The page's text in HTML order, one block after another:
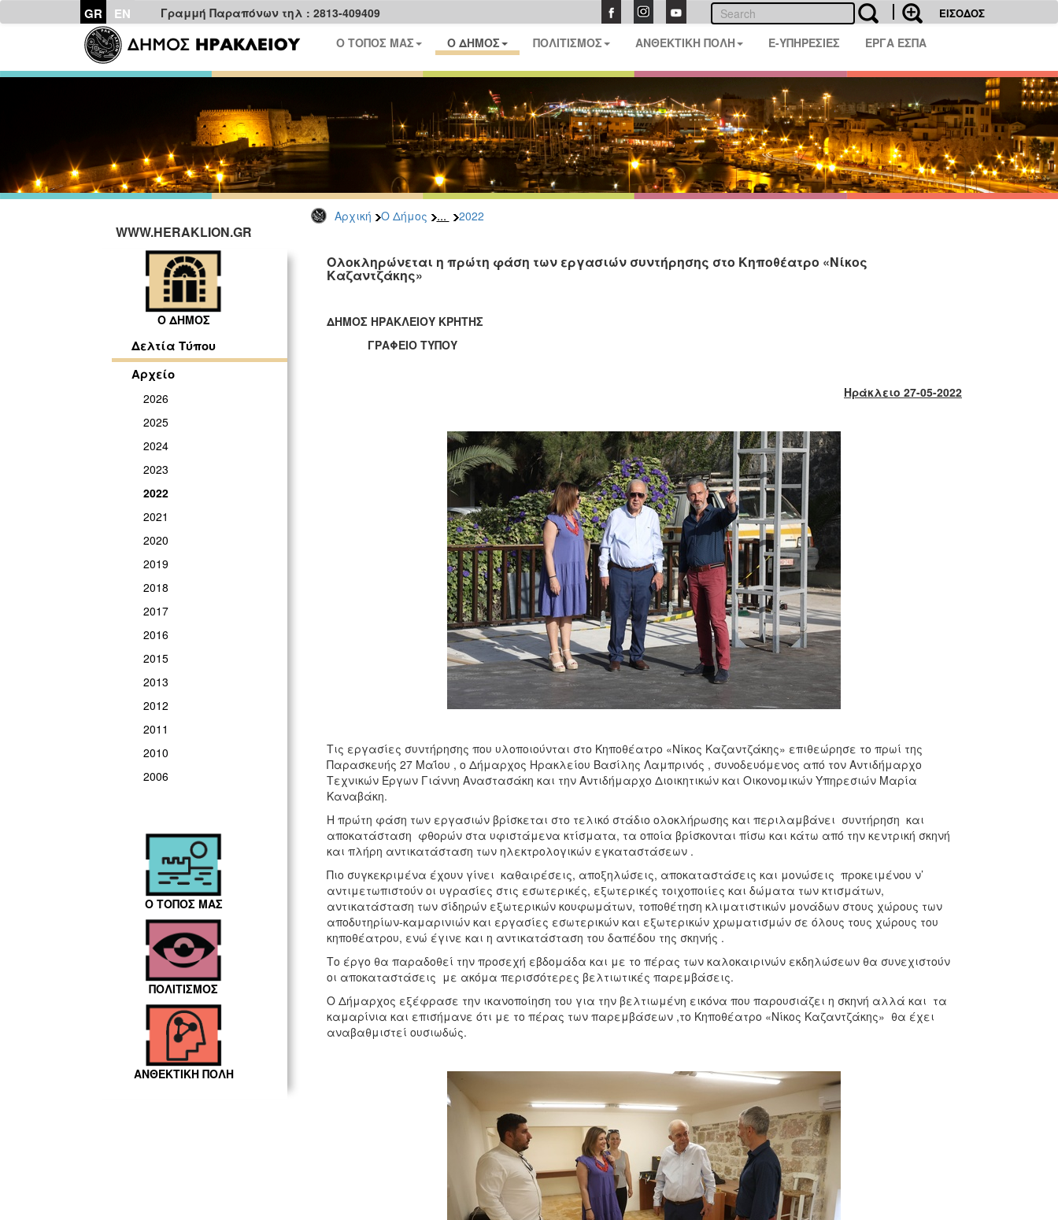
GR EN Γραμμή Παραπόνων τηλ : 2813-409409 ΕΙΣΟΔΟΣ
Ο ΤΟΠΟΣ ΜΑΣ Ο ΔΗΜΟΣ ΠΟΛΙΤΙΣΜΟΣ ΑΝΘΕΚΤΙΚΗ ΠΟΛΗ E-ΥΠΗΡΕΣΙΕΣ ΕΡΓΑ ΕΣΠΑ
Αρχική Ο Δήμος ... 2022
WWW.HERAKLION.GR
Ο ΔΗΜΟΣ
Δελτία Τύπου
Αρχείο
2026
2025
2024
2023
2022
2021
2020
2019
2018
2017
2016
2015
2013
2012
2011
2010
2006
Ο ΤΟΠΟΣ ΜΑΣ
ΠΟΛΙΤΙΣΜΟΣ
ΑΝΘΕΚΤΙΚΗ ΠΟΛΗ
Ολοκληρώνεται η πρώτη φάση των εργασιών συντήρησης στο Κηποθέατρο «Νίκος
Καζαντζάκης»
ΔΗΜΟΣ ΗΡΑΚΛΕΙΟΥ ΚΡΗΤΗΣ
ΓΡΑΦΕΙΟ ΤΥΠΟΥ
Ηράκλειο 27-05-2022
Τις εργασίες συντήρησης που υλοποιούνται στο Κηποθέατρο «Νίκος Καζαντζάκης» επιθεώρησε το πρωί της
Παρασκευής 27 Μαΐου , ο Δήμαρχος Ηρακλείου Βασίλης Λαμπρινός , συνοδευόμενος από τον Αντιδήμαρχο
Τεχνικών Έργων Γιάννη Αναστασάκη και την Αντιδήμαρχο Διοικητικών και Οικονομικών Υπηρεσιών Μαρία
Καναβάκη.
Η πρώτη φάση των εργασιών βρίσκεται στο τελικό στάδιο ολοκλήρωσης και περιλαμβάνει συντήρηση και
αποκατάσταση φθορών στα υφιστάμενα κτίσματα, τα οποία βρίσκονται πίσω και κάτω από την κεντρική σκηνή
και πλήρη αντικατάσταση των ηλεκτρολογικών εγκαταστάσεων .
Πιο συγκεκριμένα έχουν γίνει καθαιρέσεις, αποξηλώσεις, αποκαταστάσεις και μονώσεις προκειμένου ν’
αντιμετωπιστούν οι υγρασίες στις εσωτερικές, εξωτερικές τοιχοποιίες και δώματα των κτισμάτων,
αντικατάσταση των σίδηρών εξωτερικών κουφωμάτων, τοποθέτηση κλιματιστικών μονάδων στους χώρους των
αποδυτηρίων-καμαρινιών και εργασίες εσωτερικών και εξωτερικών χρωματισμών σε όλους τους χώρους του
κηποθέατρου, ενώ έγινε και η αντικατάσταση του δαπέδου της σκηνής .
Το έργο θα παραδοθεί την προσεχή εβδομάδα και με το πέρας των καλοκαιρινών εκδηλώσεων θα συνεχιστούν
οι αποκαταστάσεις με ακόμα περισσότερες βελτιωτικές παρεμβάσεις.
Ο Δήμαρχος εξέφρασε την ικανοποίηση του για την βελτιωμένη εικόνα που παρουσιάζει η σκηνή αλλά και τα
καμαρίνια και επισήμανε ότι με το πέρας των παρεμβάσεων ,το Κηποθέατρο «Νίκος Καζαντζάκης» θα έχει
αναβαθμιστεί ουσιωδώς.